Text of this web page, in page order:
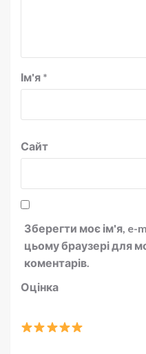
Ім'я *
Сайт
Зберегти моє ім'я, e-
цьому браузері для
коментарів.
Оцінка